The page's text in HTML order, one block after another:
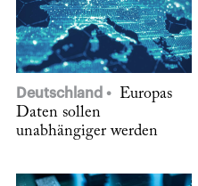
Deutschland
Europas
Daten sollen
unabhängiger werden